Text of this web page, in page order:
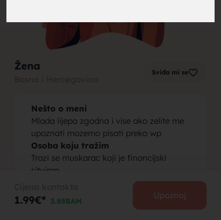
Žena Sviđa mi se
Nešto o meni
Mlada lijepa zgodna i vise ako zelite me
upoznati mozemo pisati preko wp
Osoba koju tražim
Trazi se muskarac koji je financijski
situiran
1.99€* 3.88BAM
Upoznaj
brak,
muskarci
za brak,